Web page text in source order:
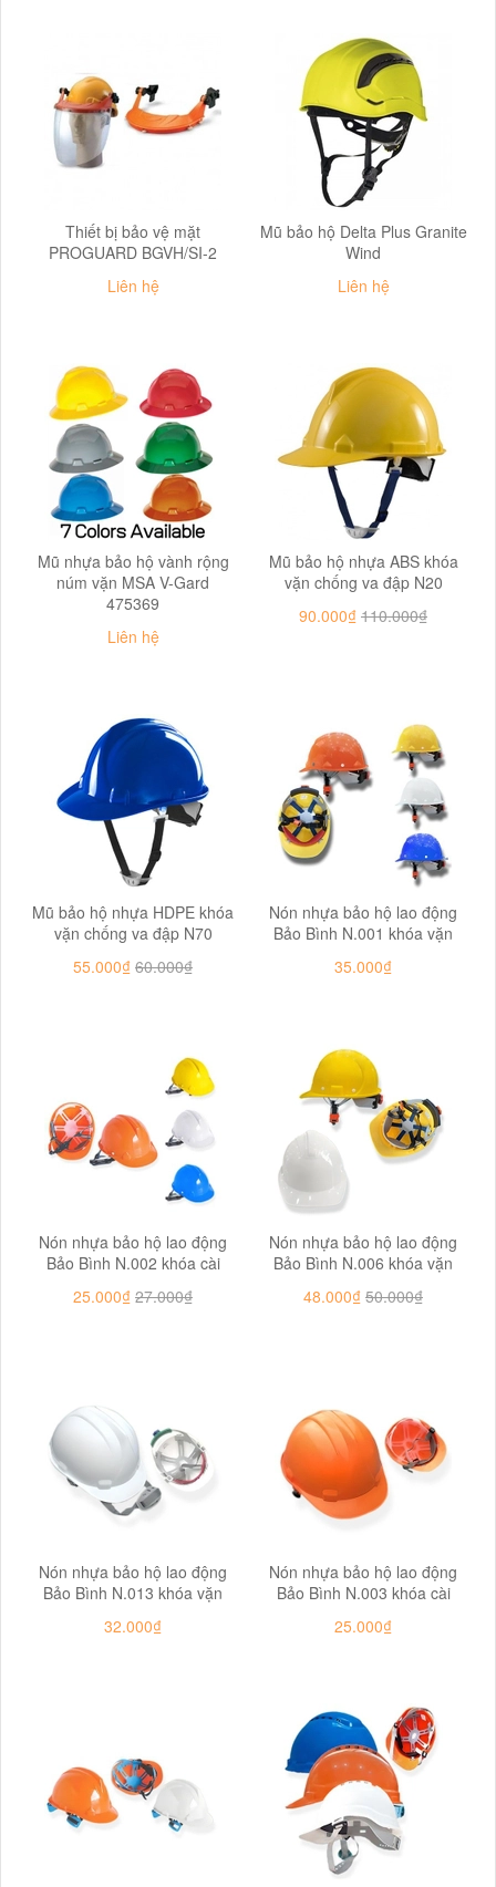
Thiết bị bảo vệ mặt
PROGUARD BGVH/SI-2
Liên hệ
Mũ bảo hộ Delta Plus Granite
Wind
Liên hệ
Mũ nhựa bảo hộ vành rộng
núm vặn MSA V-Gard
475369
Liên hệ
Mũ bảo hộ nhựa ABS khóa
vặn chống va đập N20
90.000₫ 110.000₫
Mũ bảo hộ nhựa HDPE khóa
vặn chống va đập N70
55.000₫ 60.000₫
Nón nhựa bảo hộ lao động
Bảo Bình N.001 khóa vặn
35.000₫
Nón nhựa bảo hộ lao động
Bảo Bình N.002 khóa cài
25.000₫ 27.000₫
Nón nhựa bảo hộ lao động
Bảo Bình N.006 khóa vặn
48.000₫ 50.000₫
Nón nhựa bảo hộ lao động
Bảo Bình N.013 khóa vặn
32.000₫
Nón nhựa bảo hộ lao động
Bảo Bình N.003 khóa cài
25.000₫